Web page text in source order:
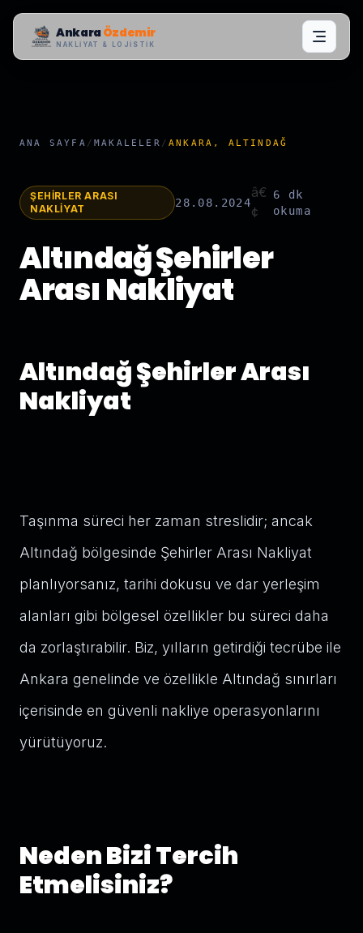
AnkaraÖzdemir
NAKLIYAT & LOJISTIK
ANA SAYFA /MAKALELER /ANKARA, ALTINDAĞ
ŞEHIRLER ARASI
NAKLIYAT
28.08.2024
â€
¢
6 dk
okuma
Altındağ Şehirler
Arası Nakliyat
Altındağ Şehirler Arası
Nakliyat
Taşınma süreci her zaman streslidir; ancak
Altındağ bölgesinde Şehirler Arası Nakliyat
planlıyorsanız, tarihi dokusu ve dar yerleşim
alanları gibi bölgesel özellikler bu süreci daha
da zorlaştırabilir. Biz, yılların getirdiği tecrübe ile
Ankara genelinde ve özellikle Altındağ sınırları
içerisinde en güvenli nakliye operasyonlarını
yürütüyoruz.
Neden Bizi Tercih
Etmelisiniz?